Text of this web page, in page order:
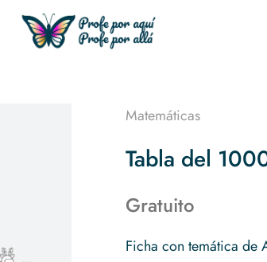
Matemáticas
Tabla del
Gratuito
Ficha con temática de